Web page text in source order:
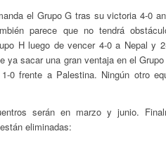
el Grupo G tras su victoria 4-0
parece que no tendrá
H luego de vencer 4-0 a Nepal y
ya sacar una gran ventaja en el
0 frente a Palestina. Ningún otro
serán en marzo y junio.
eliminadas: